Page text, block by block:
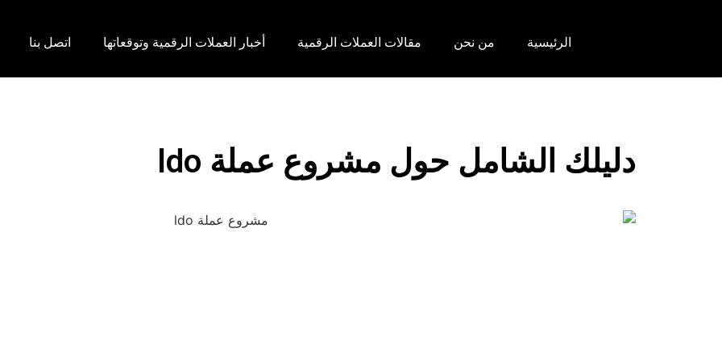
الرئيسية من نحن مقالات العملات الرقمية أخبار العملات الرقمية وتوقعاتها اتصل بنا
دليلك الشامل حول مشروع عملة ldo